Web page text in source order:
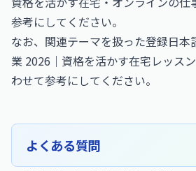
参考にしてください。
なお、関連テーマを扱った登録日本
業 2026｜資格を活かす在宅レッス
わせて参考にしてください。
よくある質問